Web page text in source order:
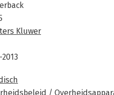
Kluwer
2013
/